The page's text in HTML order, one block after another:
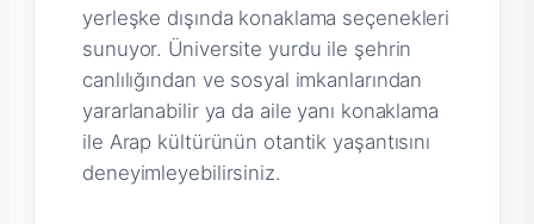
yerleşke dışında konaklama seçenekleri
sunuyor. Üniversite yurdu ile şehrin
canlılığından ve sosyal imkanlarından
yararlanabilir ya da aile yanı konaklama
ile Arap kültürünün otantik yaşantısını
deneyimleyebilirsiniz.